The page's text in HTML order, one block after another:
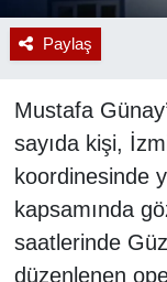
Paylaş
Mustafa
sayıda kişi,
koordinesinde
kapsamında
saatlerinde
düzenlenen